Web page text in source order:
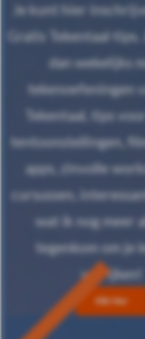
Je kunt hier
Gratis Tekentaal-
dan wekelijks
tekenoefeningen
Tekentaal, tips
tentoonstellingen,
apps, zinvolle
cursussen,
wat ik nog meer
tegenkom om je
verrijken!
Klik Hier